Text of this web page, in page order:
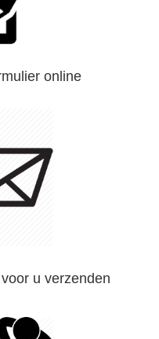
online
u verzenden